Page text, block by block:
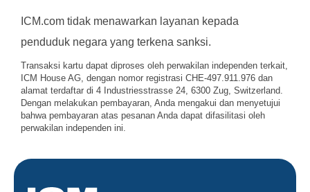
ICM.com tidak menawarkan layanan kepada
penduduk negara yang terkena sanksi.
Transaksi kartu dapat diproses oleh perwakilan independen terkait,
ICM House AG, dengan nomor registrasi CHE-497.911.976 dan
alamat terdaftar di 4 Industriesstrasse 24, 6300 Zug, Switzerland.
Dengan melakukan pembayaran, Anda mengakui dan menyetujui
bahwa pembayaran atas pesanan Anda dapat difasilitasi oleh
perwakilan independen ini.